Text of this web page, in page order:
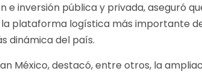
inversión pública y privada, aseguró
plataforma logística más importante
dinámica del país.
México, destacó, entre otros, la